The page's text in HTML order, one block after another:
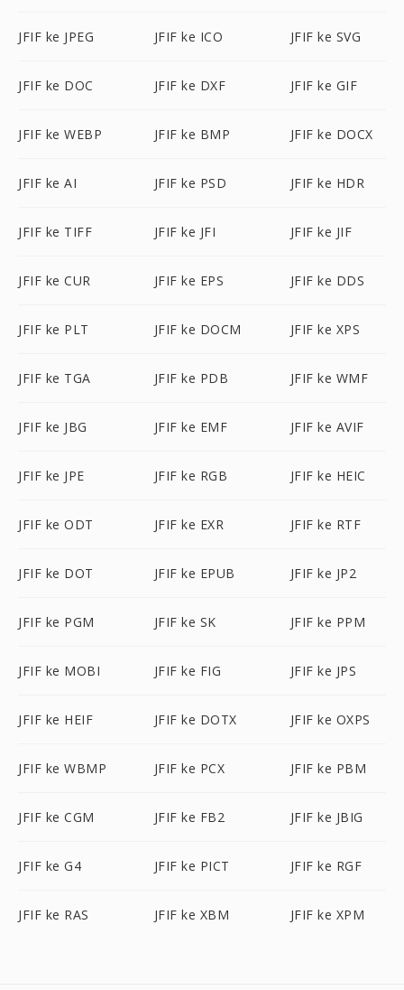
JFIF ke JPEG JFIF ke ICO JFIF ke SVG
JFIF ke DOC JFIF ke DXF JFIF ke GIF
JFIF ke WEBP JFIF ke BMP JFIF ke DOCX
JFIF ke AI JFIF ke PSD JFIF ke HDR
JFIF ke TIFF JFIF ke JFI JFIF ke JIF
JFIF ke CUR JFIF ke EPS JFIF ke DDS
JFIF ke PLT JFIF ke DOCM JFIF ke XPS
JFIF ke TGA JFIF ke PDB JFIF ke WMF
JFIF ke JBG JFIF ke EMF JFIF ke AVIF
JFIF ke JPE JFIF ke RGB JFIF ke HEIC
JFIF ke ODT JFIF ke EXR JFIF ke RTF
JFIF ke DOT JFIF ke EPUB JFIF ke JP2
JFIF ke PGM JFIF ke SK JFIF ke PPM
JFIF ke MOBI JFIF ke FIG JFIF ke JPS
JFIF ke HEIF JFIF ke DOTX JFIF ke OXPS
JFIF ke WBMP JFIF ke PCX JFIF ke PBM
JFIF ke CGM JFIF ke FB2 JFIF ke JBIG
JFIF ke G4 JFIF ke PICT JFIF ke RGF
JFIF ke RAS JFIF ke XBM JFIF ke XPM